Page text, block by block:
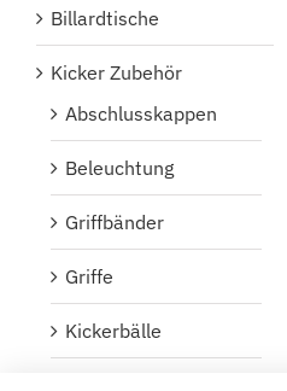
Billardtische
Kicker Zubehör
Abschlusskappen
Beleuchtung
Griffbänder
Griffe
Kickerbälle